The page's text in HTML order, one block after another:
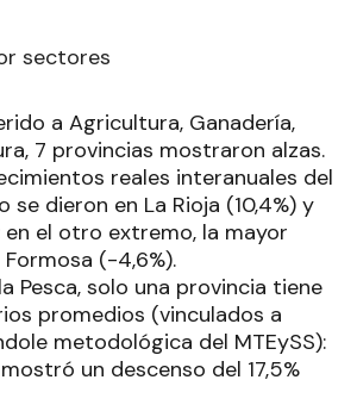
sectores
a Agricultura, Ganadería,
7 provincias mostraron alzas.
reales interanuales del
se dieron en La Rioja (10,4%) y
en el otro extremo, la mayor
(-4,6%).
Pesca, solo una provincia tiene
promedios (vinculados a
metodológica del MTEySS):
un descenso del 17,5%